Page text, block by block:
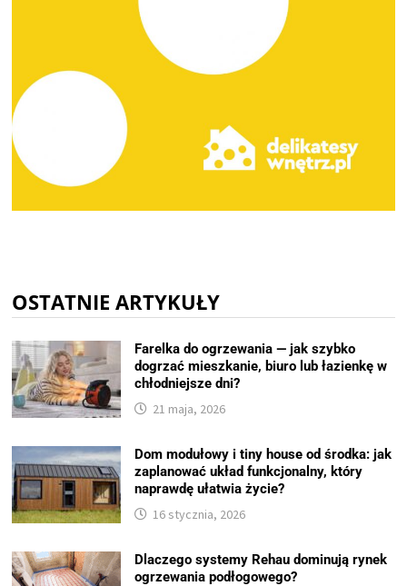
OSTATNIE ARTYKUŁY
Farelka do ogrzewania — jak szybko
dogrzać mieszkanie, biuro lub łazienkę w
chłodniejsze dni?
21 maja, 2026
Dom modułowy i tiny house od środka: jak
zaplanować układ funkcjonalny, który
naprawdę ułatwia życie?
16 stycznia, 2026
Dlaczego systemy Rehau dominują rynek
ogrzewania podłogowego?